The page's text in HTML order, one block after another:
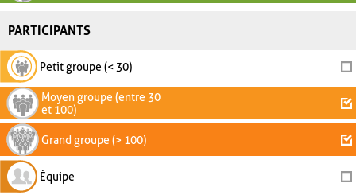
PARTICIPANTS
Petit groupe (< 30)
Moyen groupe (entre 30
et 100)
Grand groupe (> 100)
Équipe